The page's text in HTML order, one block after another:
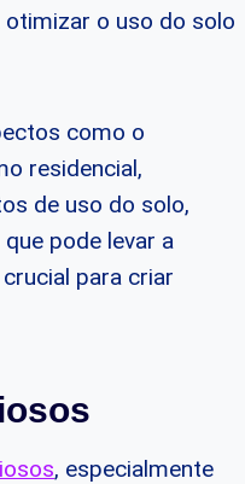
otimizar o uso do solo
como o
residencial,
de uso do solo,
pode levar a
para criar
, especialmente